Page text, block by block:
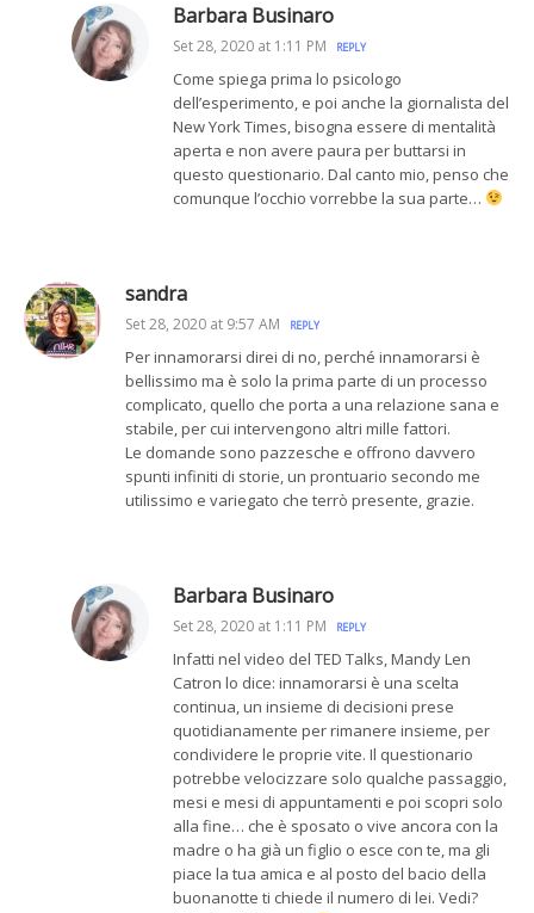
Barbara Businaro
Set 28, 2020 at 1:11 PM REPLY
Come spiega prima lo psicologo
dell’esperimento, e poi anche la giornalista del
New York Times, bisogna essere di mentalità
aperta e non avere paura per buttarsi in
questo questionario. Dal canto mio, penso che
comunque l’occhio vorrebbe la sua parte…
sandra
Set 28, 2020 at 9:57 AM REPLY
Per innamorarsi direi di no, perché innamorarsi è
bellissimo ma è solo la prima parte di un processo
complicato, quello che porta a una relazione sana e
stabile, per cui intervengono altri mille fattori.
Le domande sono pazzesche e offrono davvero
spunti infiniti di storie, un prontuario secondo me
utilissimo e variegato che terrò presente, grazie.
Barbara Businaro
Set 28, 2020 at 1:11 PM REPLY
Infatti nel video del TED Talks, Mandy Len
Catron lo dice: innamorarsi è una scelta
continua, un insieme di decisioni prese
quotidianamente per rimanere insieme, per
condividere le proprie vite. Il questionario
potrebbe velocizzare solo qualche passaggio,
mesi e mesi di appuntamenti e poi scopri solo
alla fine… che è sposato o vive ancora con la
madre o ha già un figlio o esce con te, ma gli
piace la tua amica e al posto del bacio della
buonanotte ti chiede il numero di lei. Vedi?